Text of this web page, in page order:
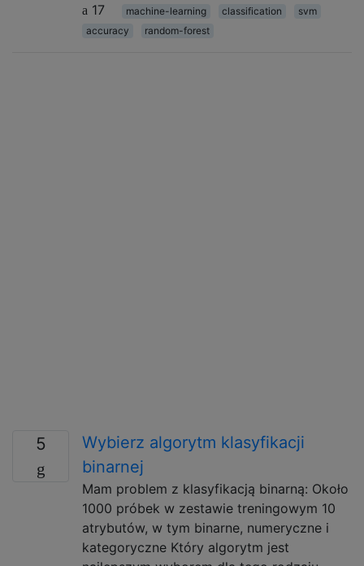
17
machine-learning classification
svm
accuracy
random-forest
5
Wybierz algorytm klasyfikacji
binarnej
Mam problem z klasyfikacją binarną: Około
1000 próbek w zestawie treningowym 10
atrybutów, w tym binarne, numeryczne i
kategoryczne Który algorytm jest